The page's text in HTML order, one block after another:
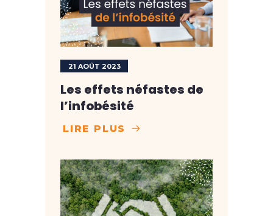
21 AOÛT 2023
Les effets néfastes de
l’infobésité
LIRE PLUS